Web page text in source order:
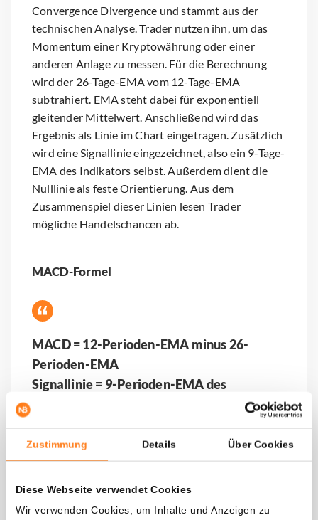
Zustimmung Details Über Cookies
Diese Webseite verwendet Cookies
Wir verwenden Cookies, um Inhalte und Anzeigen zu
Convergence Divergence und stammt aus der
technischen Analyse. Trader nutzen ihn, um das
Momentum einer Kryptowährung oder einer
anderen Anlage zu messen. Für die Berechnung
wird der 26-Tage-EMA vom 12-Tage-EMA
subtrahiert. EMA steht dabei für exponentiell
gleitender Mittelwert. Anschließend wird das
Ergebnis als Linie im Chart eingetragen. Zusätzlich
wird eine Signallinie eingezeichnet, also ein 9-Tage-
EMA des Indikators selbst. Außerdem dient die
Nulllinie als feste Orientierung. Aus dem
Zusammenspiel dieser Linien lesen Trader
mögliche Handelschancen ab.
MACD-Formel
MACD = 12-Perioden-EMA minus 26-
Perioden-EMA
Signallinie = 9-Perioden-EMA des
Wofür wird der MACD-Indikator verwendet?
Der MACD zählt zu den beliebtesten und